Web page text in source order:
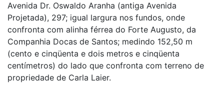
Avenida Dr. Oswaldo Aranha (antiga Avenida
Projetada), 297; igual largura nos fundos, onde
confronta com alinha férrea do Forte Augusto, da
Companhia Docas de Santos; medindo 152,50 m
(cento e cinqüenta e dois metros e cinqüenta
centímetros) do lado que confronta com terreno de
propriedade de Carla Laier.